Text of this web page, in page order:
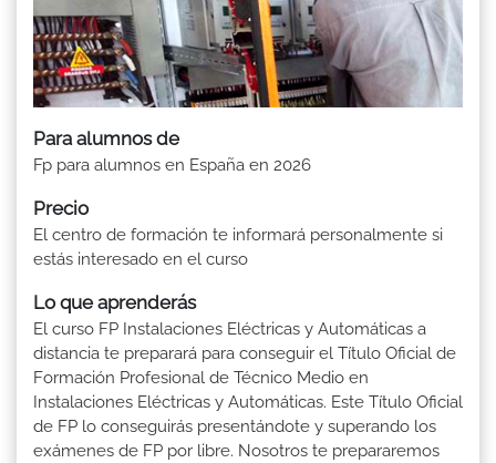
Para alumnos de
Fp para alumnos en España en 2026
Precio
El centro de formación te informará personalmente si
estás interesado en el curso
Lo que aprenderás
El curso FP Instalaciones Eléctricas y Automáticas a
distancia te preparará para conseguir el Título Oficial de
Formación Profesional de Técnico Medio en
Instalaciones Eléctricas y Automáticas. Este Título Oficial
de FP lo conseguirás presentándote y superando los
exámenes de FP por libre. Nosotros te prepararemos